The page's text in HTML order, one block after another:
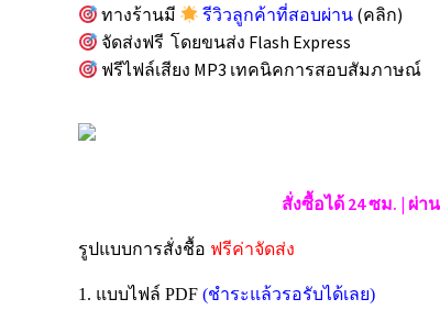
ทางร้านมี
รีวิวลูกค้าที่สอบผ่าน (คลิก)
จัดส่งฟรี โดยขนส่ง Flash Express
ฟรีไฟล์เสียง MP3 เทคนิคการสอบสัมภาษณ์
สั่งซื้อได้ 24 ซม. | ผ่าน
รูปแบบการสั่งชื้อ ฟรีค่าจัดส่ง
1. แบบไฟล์ PDF (ชำระแล้วรอรับได้เลย)